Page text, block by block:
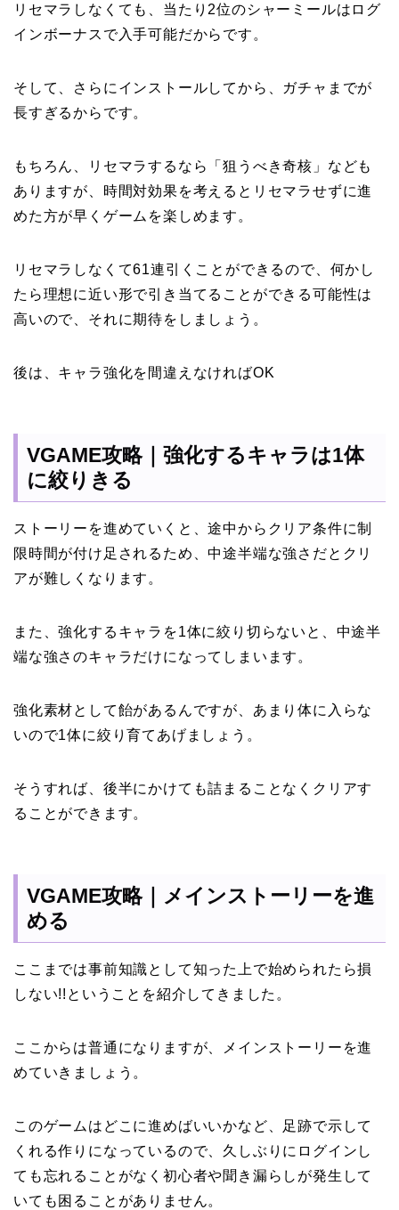
リセマラしなくても、当たり2位のシャーミールはログ
インボーナスで入手可能だからです。
そして、さらにインストールしてから、ガチャまでが
長すぎるからです。
もちろん、リセマラするなら「狙うべき奇核」なども
ありますが、時間対効果を考えるとリセマラせずに進
めた方が早くゲームを楽しめます。
リセマラしなくて61連引くことができるので、何かし
たら理想に近い形で引き当てることができる可能性は
高いので、それに期待をしましょう。
後は、キャラ強化を間違えなければOK
VGAME攻略｜強化するキャラは1体
に絞りきる
ストーリーを進めていくと、途中からクリア条件に制
限時間が付け足されるため、中途半端な強さだとクリ
アが難しくなります。
また、強化するキャラを1体に絞り切らないと、中途半
端な強さのキャラだけになってしまいます。
強化素材として飴があるんですが、あまり体に入らな
いので1体に絞り育てあげましょう。
そうすれば、後半にかけても詰まることなくクリアす
ることができます。
VGAME攻略｜メインストーリーを進
める
ここまでは事前知識として知った上で始められたら損
しない!!ということを紹介してきました。
ここからは普通になりますが、メインストーリーを進
めていきましょう。
このゲームはどこに進めばいいかなど、足跡で示して
くれる作りになっているので、久しぶりにログインし
ても忘れることがなく初心者や聞き漏らしが発生して
いても困ることがありません。